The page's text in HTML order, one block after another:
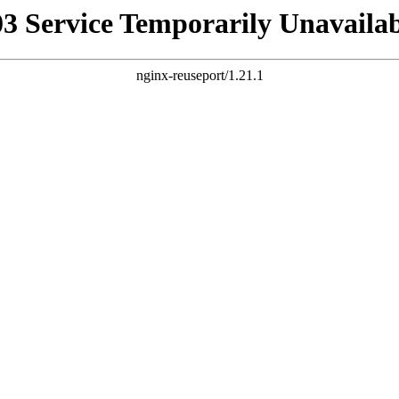
Service Temporarily
nginx-reuseport/1.21.1